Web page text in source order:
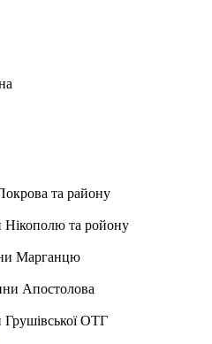
та району
та ройону
Марганцю
Апостолова
ОТГ